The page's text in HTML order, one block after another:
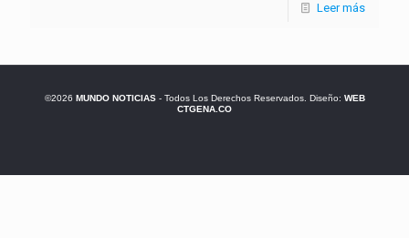
Leer más
©2026 MUNDO NOTICIAS- Todos Los Derechos Reservados. Diseño: WEB
CTGENA.CO